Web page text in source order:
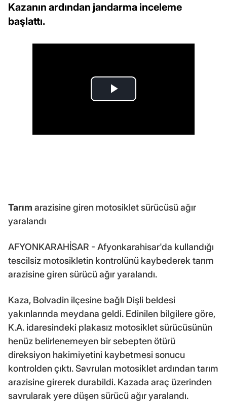
Kazanın ardından jandarma inceleme
başlattı.
Tarım arazisine giren motosiklet sürücüsü ağır
yaralandı
AFYONKARAHİSAR - Afyonkarahisar'da kullandığı
tescilsiz motosikletin kontrolünü kaybederek tarım
arazisine giren sürücü ağır yaralandı.
Kaza, Bolvadin ilçesine bağlı Dişli beldesi
yakınlarında meydana geldi. Edinilen bilgilere göre,
K.A. idaresindeki plakasız motosiklet sürücüsünün
henüz belirlenemeyen bir sebepten ötürü
direksiyon hakimiyetini kaybetmesi sonucu
kontrolden çıktı. Savrulan motosiklet ardından tarım
arazisine girerek durabildi. Kazada araç üzerinden
savrularak yere düşen sürücü ağır yaralandı.